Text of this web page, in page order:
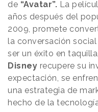
de “Avatar”. La
años después del
2009, promete
la conversación
ser un éxito en
Disney recupere su
expectación, se
una estrategia de
hecho de la